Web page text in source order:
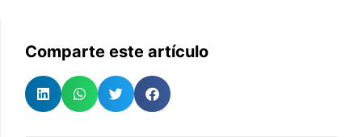
Comparte este artículo